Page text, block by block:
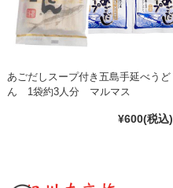
あごだしスープ付き五島手延べうど
ん 1袋約3人分 マルマス
¥600(税込)